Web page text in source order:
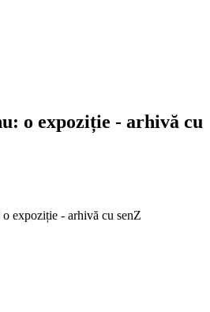
o expoziție - arhivă cu